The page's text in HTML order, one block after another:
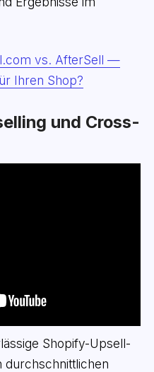
vs. AfterSell —
Ihren Shop?
und Cross-
Shopify-Upsell-
durchschnittlichen